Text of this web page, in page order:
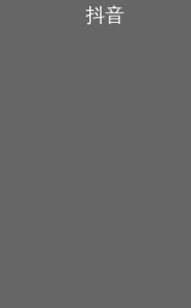
抖音